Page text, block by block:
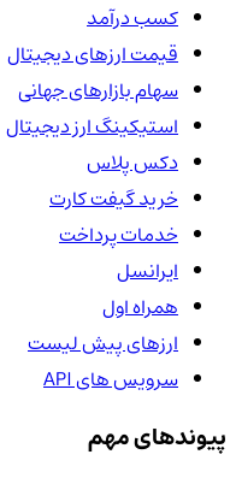
کسب درآمد
قیمت ارزهای دیجیتال
سهام بازارهای جهانی
استیکینگ ارز دیجیتال
دکس پلاس
خرید گیفت کارت
خدمات پرداخت
ایرانسل
همراه اول
ارزهای پیش لیست
سرویس های API
پیوندهای مهم